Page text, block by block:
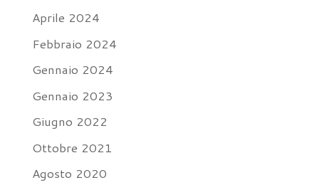
Aprile 2024
Febbraio 2024
Gennaio 2024
Gennaio 2023
Giugno 2022
Ottobre 2021
Agosto 2020